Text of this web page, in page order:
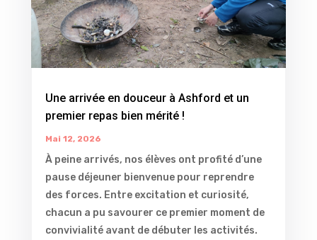
Une arrivée en douceur à Ashford et un
premier repas bien mérité !
Mai 12, 2026
À peine arrivés, nos élèves ont profité d’une
pause déjeuner bienvenue pour reprendre
des forces. Entre excitation et curiosité,
chacun a pu savourer ce premier moment de
convivialité avant de débuter les activités.